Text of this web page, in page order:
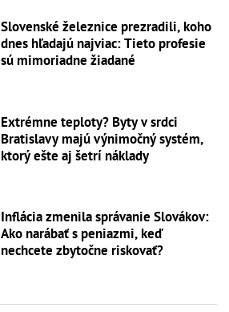
Slovenské železnice prezradili, koho
dnes hľadajú najviac: Tieto profesie
sú mimoriadne žiadané
Extrémne teploty? Byty v srdci
Bratislavy majú výnimočný systém,
ktorý ešte aj šetrí náklady
Inflácia zmenila správanie Slovákov:
Ako narábať s peniazmi, keď
nechcete zbytočne riskovať?